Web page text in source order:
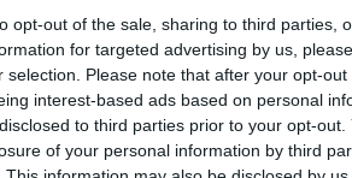
opt-out of the sale, sharing to third parties,
for targeted advertising by us,
selection. Please note that after your opt-
interest-based ads based on personal
to third parties prior to your opt-
of your personal information by third
αξίζει στα Ιόνια Νησιά και στην
Ζήτω η Ελλάδα!
Αλλαγής, Βουλευτής Κέρκυρας
και τον αφανισμό